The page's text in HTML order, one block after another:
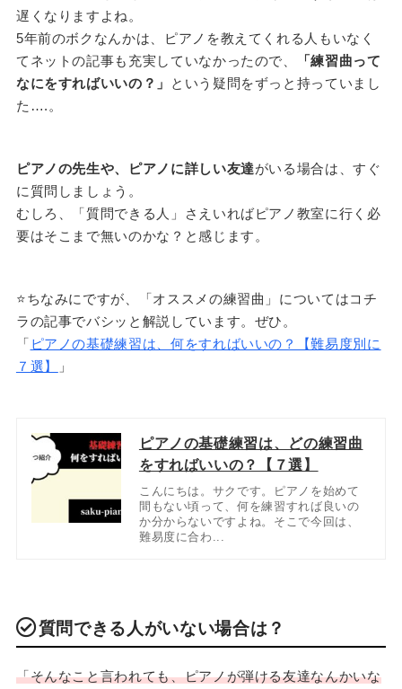
遅くなりますよね。
5年前のボクなんかは、ピアノを教えてくれる人もいなく
てネットの記事も充実していなかったので、
「練習曲って
なにをすればいいの？」
という疑問をずっと持っていまし
た….。
ピアノの先生や、ピアノに詳しい友達がいる場合は、すぐ
に質問しましょう。
むしろ、「質問できる人」さえいればピアノ教室に行く必
要はそこまで無いのかな？と感じます。
⭐️ちなみにですが、「オススメの練習曲」についてはコチ
ラの記事でバシッと解説しています。ぜひ。
「 ピアノの基礎練習は、何をすればいいの？【難易度別に
７選】
」
ピアノの基礎練習は、どの練習曲
をすればいいの？【７選】
こんにちは。サクです。ピアノを始めて
間もない頃って、何を練習すれば良いの
か分からないですよね。そこで今回は、
難易度に合わ...
質問できる人がいない場合は？
「そんなこと言われても、ピアノが弾ける友達なんかいな